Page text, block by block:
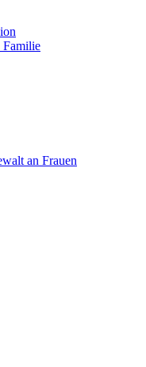
Familie
an Frauen